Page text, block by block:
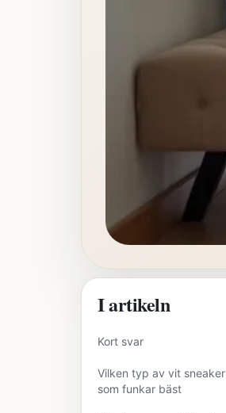
I artikeln
Kort svar
Vilken typ av vit sneaker
som funkar bäst